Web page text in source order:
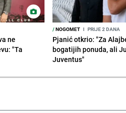
ne
"Ta
/NOGOMET I PRIJE 2 DANA
Pjanić otkrio: "Za
bogatijih ponuda, ali
Juventus"